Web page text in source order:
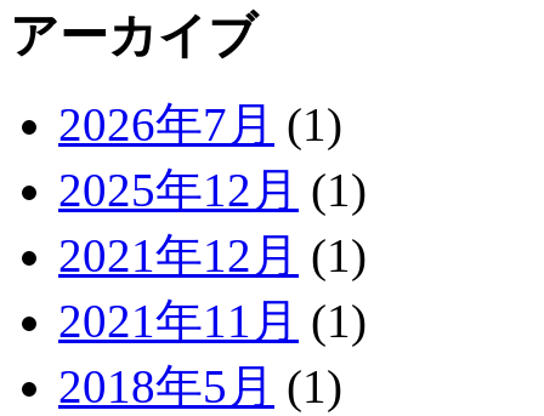
アーカイブ
2026年7月 (1)
2025年12月 (1)
2021年12月 (1)
2021年11月 (1)
2018年5月 (1)